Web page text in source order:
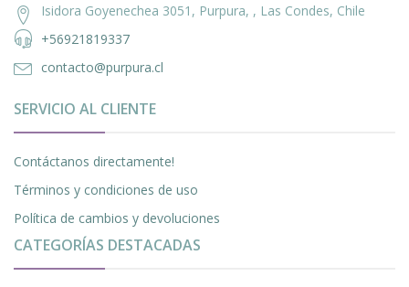
Isidora Goyenechea 3051, Purpura, , Las Condes, Chile
+56921819337
contacto@purpura.cl
SERVICIO AL CLIENTE
Contáctanos directamente!
Términos y condiciones de uso
Política de cambios y devoluciones
CATEGORÍAS DESTACADAS